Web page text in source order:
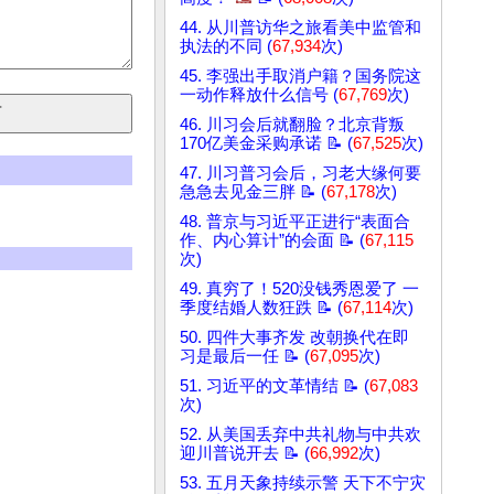
44. 从川普访华之旅看美中监管和
执法的不同 (67,934次)
45. 李强出手取消户籍？国务院这
一动作释放什么信号 (67,769次)
46. 川习会后就翻脸？北京背叛
170亿美金采购承诺 📝 (67,525次)
47. 川习普习会后，习老大缘何要
急急去见金三胖 📝 (67,178次)
48. 普京与习近平正进行“表面合
作、内心算计”的会面 📝 (67,115
次)
49. 真穷了！520没钱秀恩爱了 一
季度结婚人数狂跌 📝 (67,114次)
50. 四件大事齐发 改朝换代在即
习是最后一任 📝 (67,095次)
51. 习近平的文革情结 📝 (67,083
次)
52. 从美国丢弃中共礼物与中共欢
迎川普说开去 📝 (66,992次)
53. 五月天象持续示警 天下不宁灾